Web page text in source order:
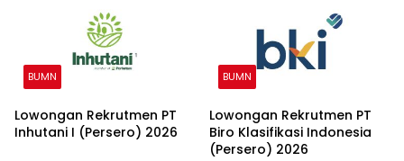
BUMN
Lowongan Rekrutmen PT
Inhutani I (Persero) 2026
BUMN
Lowongan Rekrutmen PT
Biro Klasifikasi Indonesia
(Persero) 2026